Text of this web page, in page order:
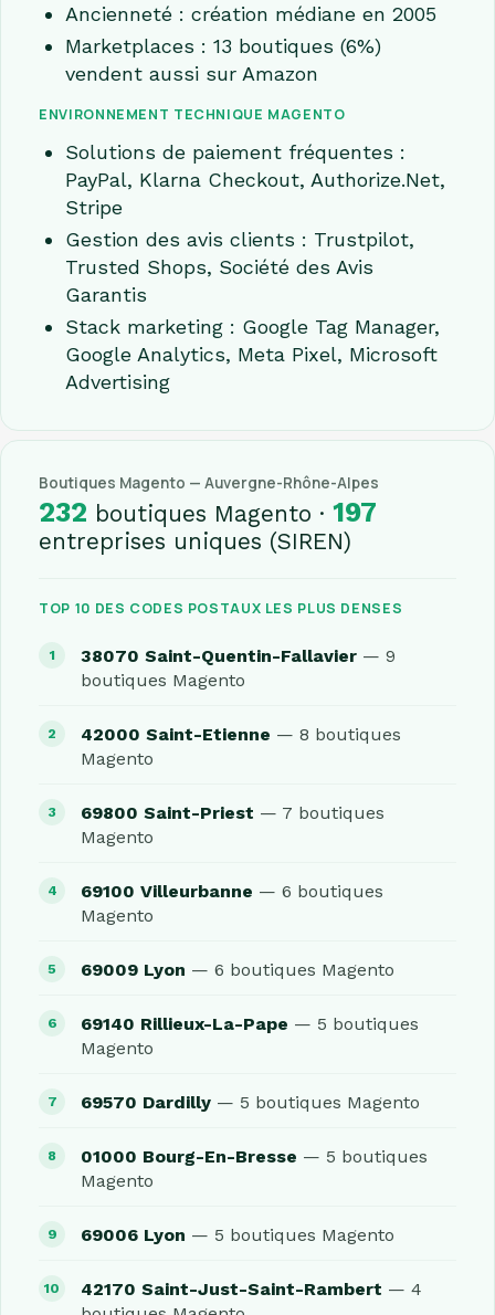
Ancienneté : création médiane en 2005
Marketplaces : 13 boutiques (6%)
vendent aussi sur Amazon
ENVIRONNEMENT TECHNIQUE MAGENTO
Solutions de paiement fréquentes :
PayPal, Klarna Checkout, Authorize.Net,
Stripe
Gestion des avis clients : Trustpilot,
Trusted Shops, Société des Avis
Garantis
Stack marketing : Google Tag Manager,
Google Analytics, Meta Pixel, Microsoft
Advertising
Boutiques Magento — Auvergne-Rhône-Alpes
232 boutiques Magento ·197
entreprises uniques (SIREN)
TOP 10 DES CODES POSTAUX LES PLUS DENSES
38070 Saint-Quentin-Fallavier — 9
boutiques Magento
42000 Saint-Etienne — 8 boutiques
Magento
69800 Saint-Priest — 7 boutiques
Magento
69100 Villeurbanne — 6 boutiques
Magento
69009 Lyon — 6 boutiques Magento
69140 Rillieux-La-Pape — 5 boutiques
Magento
69570 Dardilly — 5 boutiques Magento
01000 Bourg-En-Bresse — 5 boutiques
Magento
69006 Lyon — 5 boutiques Magento
42170 Saint-Just-Saint-Rambert — 4